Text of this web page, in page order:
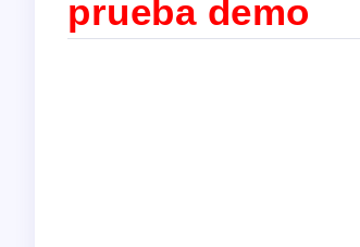
prueba demo